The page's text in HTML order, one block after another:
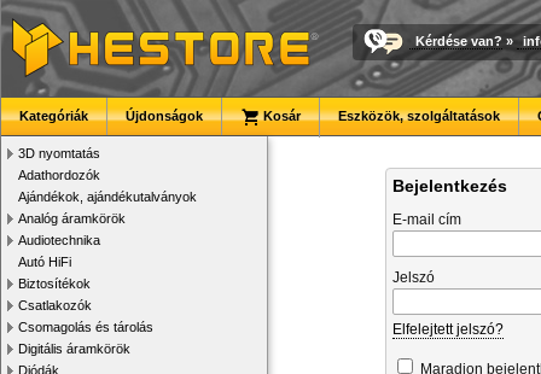
Kérdése van? »
Kategóriák Újdonságok Kosár Eszközök, szolgáltatások
3D nyomtatás
Adathordozók
Ajándékok, ajándékutalványok
Analóg áramkörök
Audiotechnika
Autó HiFi
Biztosítékok
Csatlakozók
Csomagolás és tárolás
Digitális áramkörök
Diódák
Bejelentkezés
E-mail cím
Jelszó
Elfelejtett jelszó?
Maradjon